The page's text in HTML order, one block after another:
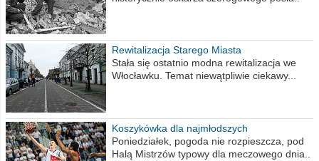
Rewitalizacja Starego Miasta
Stała się ostatnio modna rewitalizacja we
Włocławku. Temat niewątpliwie ciekawy...
Koszykówka dla najmłodszych
Poniedziałek, pogoda nie rozpieszcza, pod
Halą Mistrzów typowy dla meczowego dnia..